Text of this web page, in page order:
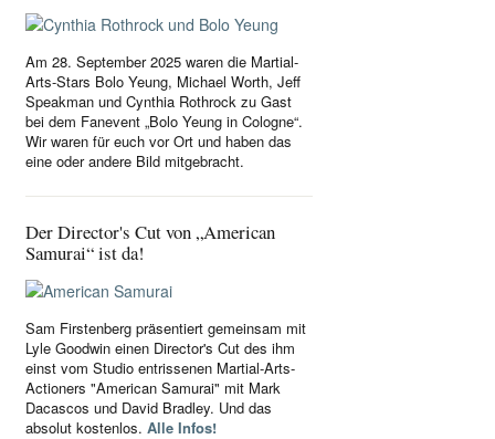
Am 28. September 2025 waren die Martial-
Arts-Stars Bolo Yeung, Michael Worth, Jeff
Speakman und Cynthia Rothrock zu Gast
bei dem Fanevent „Bolo Yeung in Cologne“.
Wir waren für euch vor Ort und haben das
eine oder andere Bild mitgebracht.
Der Director's Cut von „American
Samurai“ ist da!
Sam Firstenberg präsentiert gemeinsam mit
Lyle Goodwin einen Director's Cut des ihm
einst vom Studio entrissenen Martial-Arts-
Actioners "American Samurai" mit Mark
Dacascos und David Bradley. Und das
absolut kostenlos. Alle Infos!